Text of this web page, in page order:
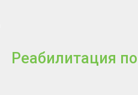
Реабилитация